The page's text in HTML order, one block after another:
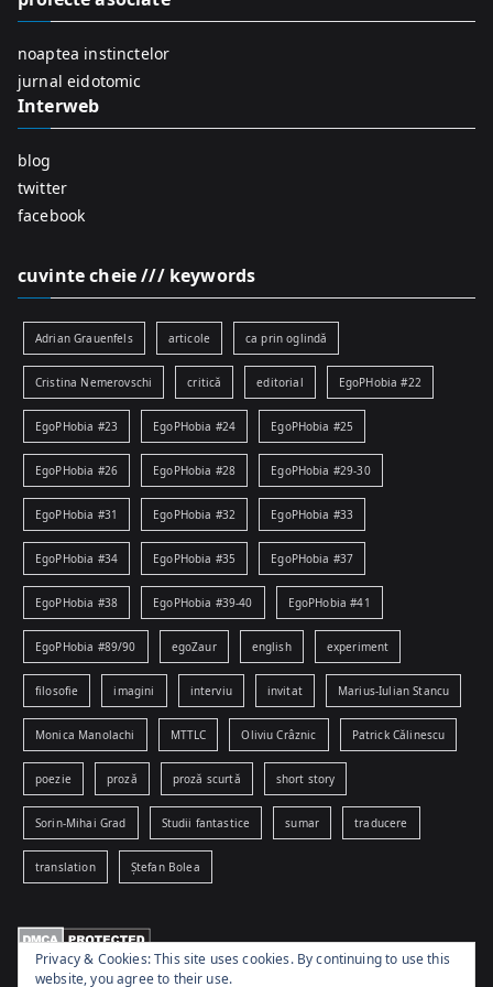
o
noaptea instinctelor
jurnal eidotomic
Interweb
blog
twitter
facebook
cuvinte cheie /// keywords
Adrian Grauenfels articole ca prin oglindă
Cristina Nemerovschi critică editorial EgoPHobia #22
EgoPHobia #23 EgoPHobia #24 EgoPHobia #25
EgoPHobia #26 EgoPHobia #28 EgoPHobia #29-30
EgoPHobia #31 EgoPHobia #32 EgoPHobia #33
EgoPHobia #34 EgoPHobia #35 EgoPHobia #37
EgoPHobia #38 EgoPHobia #39-40 EgoPHobia #41
EgoPHobia #89/90 egoZaur english experiment
filosofie imagini interviu invitat Marius-Iulian Stancu
Monica Manolachi MTTLC Oliviu Crâznic Patrick Călinescu
poezie proză proză scurtă short story
Sorin-Mihai Grad Studii fantastice sumar traducere
translation Ștefan Bolea
Privacy & Cookies: This site uses cookies. By continuing to use this
website, you agree to their use.